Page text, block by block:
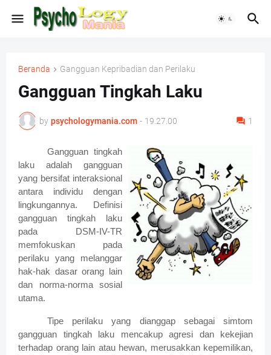
Beranda Gangguan Kepribadian dan Perilaku
Gangguan Tingkah Laku
by psychologymania.com - 19.27.00 1
Gangguan tingkah
laku adalah gangguan
yang bersifat interaksional
antara individu dengan
lingkungannya. Definisi
gangguan tingkah laku
pada DSM-IV-TR
memfokuskan pada
perilaku yang melanggar
hak-hak dasar orang lain
dan norma-norma sosial
utama.
Tipe perilaku yang dianggap sebagai simtom
gangguan tingkah laku mencakup agresi dan kekejian
terhadap orang lain atau hewan, merusakkan kepemilikan,